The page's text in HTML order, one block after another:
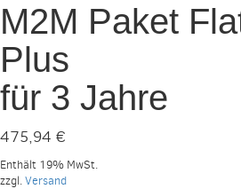
M2M Paket
Plus
für 3 Jahre
475,94 €
Enthält 19% MwSt.
zzgl.Versand